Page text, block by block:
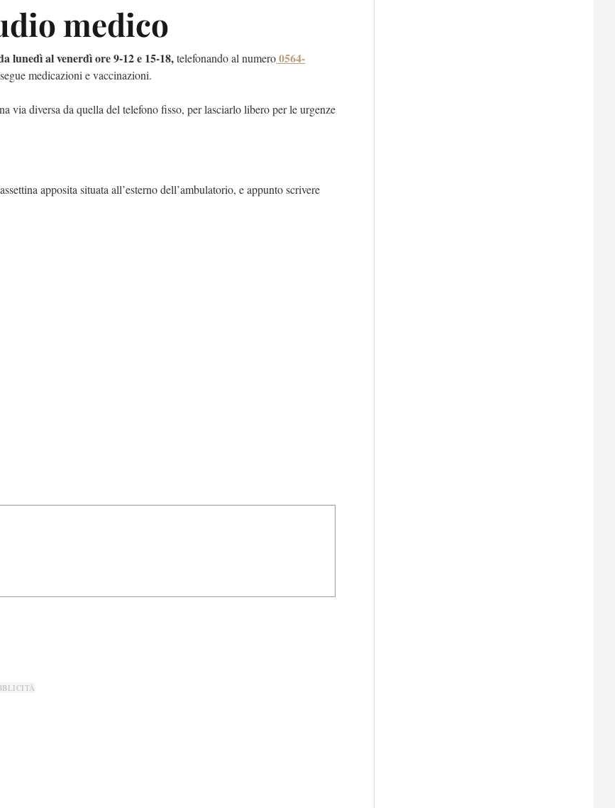
medico
lunedì al venerdì ore 9-12 e 15-18,telefonando al numero0564-
medicazioni e vaccinazioni.
via diversa da quella del telefono fisso, per lasciarlo libero per le urgenze
apposita situata all’esterno dell’ambulatorio, e appunto scrivere